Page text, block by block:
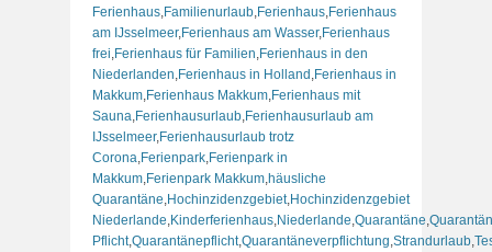
Ferienhaus Familienurlaub Ferienhaus Ferienhaus
am IJsselmeer, Ferienhaus am Wasser, Ferienhaus
frei Ferienhaus für Familien Ferienhaus in den
Niederlanden Ferienhaus in Holland Ferienhaus in
Makkum Ferienhaus Makkum Ferienhaus mit
Sauna Ferienhausurlaub Ferienhausurlaub am
IJsselmeer, Ferienhausurlaub trotz
Corona Ferienpark Ferienpark in
Makkum Ferienpark Makkum häusliche
Quarantäne Hochinzidenzgebiet, Hochinzidenzgebiet
Niederlande Kinderferienhaus Niederlande Quarantäne
Pflicht,Quarantänepflicht,Quarantäneverpflichtung Strandurlaub